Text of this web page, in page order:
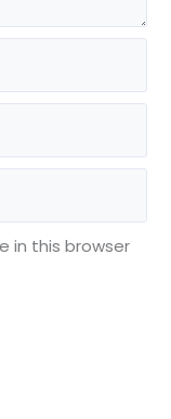
in this browser